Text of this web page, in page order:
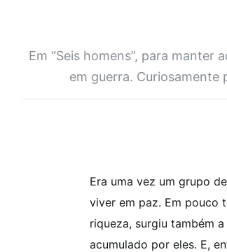
Em “Seis homens”, para
em guerra.
Era uma vez um grupo
viver em paz. Em pouco
riqueza, surgiu também
acumulado por eles. E,